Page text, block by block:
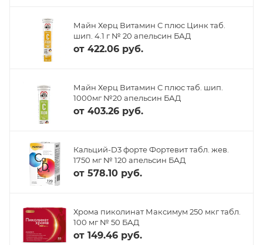
Майн Херц Витамин С плюс Цинк таб.
шип. 4.1 г № 20 апельсин БАД
от 422.06 руб.
Майн Херц Витамин С плюс таб. шип.
1000мг №20 апельсин БАД
от 403.26 руб.
Кальций-D3 форте Фортевит табл. жев.
1750 мг № 120 апельсин БАД
от 578.10 руб.
Хрома пиколинат Максимум 250 мкг табл.
100 мг № 50 БАД
от 149.46 руб.